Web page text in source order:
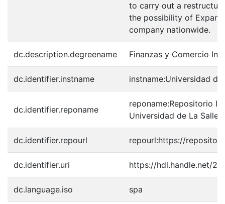
to carry out a
the possibility of
company nationwide.
dc.description.degreename Finanzas y Comercio
dc.identifier.instname instname:Universidad de
dc.identifier.reponame
reponame:Repositorio
Universidad de La Salle
dc.identifier.repourl repourl:https://
dc.identifier.uri https://hdl.handle.net/
dc.language.iso spa